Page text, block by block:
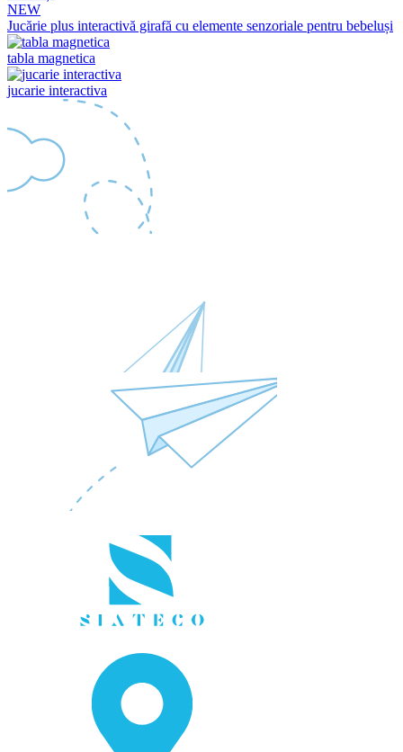
NEW
Jucărie plus interactivă girafă cu elemente senzoriale pentru bebeluși
tabla magnetica
jucarie interactiva